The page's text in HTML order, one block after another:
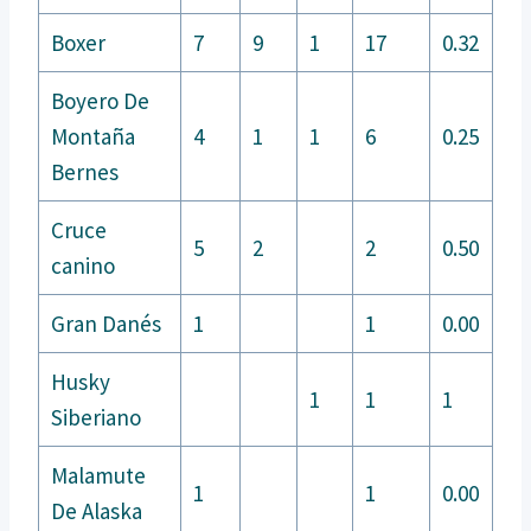
Boxer 7 9 1 17 0.32
Boyero De
Montaña
Bernes
4 1 1 6 0.25
Cruce
canino
5 2 2 0.50
Gran Danés 1 1 0.00
Husky
Siberiano
1 1 1
Malamute
De Alaska
1 1 0.00